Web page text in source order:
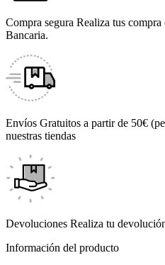
Compra segura Realiza tus
Bancaria.
Envíos Gratuitos a partir de 50€
nuestras tiendas
Devoluciones Realiza tu
Información del producto